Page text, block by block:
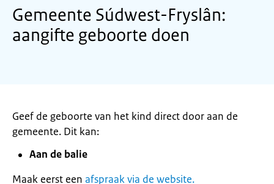
Gemeente Súdwest-Fryslân:
aangifte geboorte doen
Geef de geboorte van het kind direct door aan de
gemeente. Dit kan:
Aan de balie
Maak eerst een afspraak via de website.